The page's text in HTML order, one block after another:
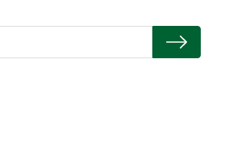
ja kauppa ry (Talteka)